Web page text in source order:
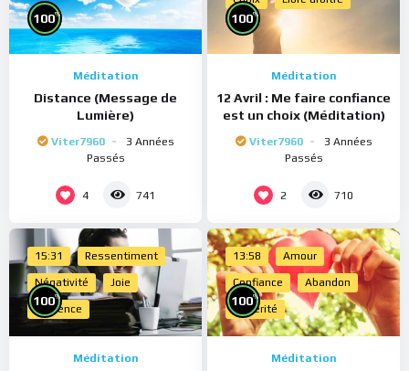
100%
Méditation
Distance (Message de
Lumière)
Viter7960
3 Années
Passés
4 741
100%
Méditation
12 Avril : Me faire confiance
est un choix (Méditation)
Viter7960
3 Années
Passés
2 710
15:31 Ressentiment
Négativité Joie
Présence
100%
Méditation
13:58 Amour
Confiance Abandon
Sincérité
100%
Méditation